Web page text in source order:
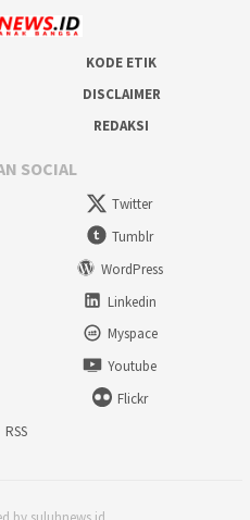
KODE ETIK
DISCLAIMER
REDAKSI
SOCIAL
Twitter
Tumblr
WordPress
Linkedin
Myspace
Youtube
Flickr
RSS